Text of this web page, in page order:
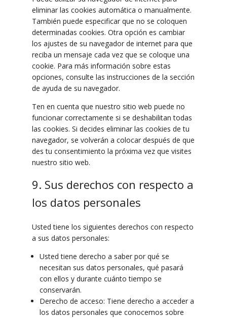
eliminar las cookies automática o manualmente.
También puede especificar que no se coloquen
determinadas cookies. Otra opción es cambiar
los ajustes de su navegador de internet para que
reciba un mensaje cada vez que se coloque una
cookie. Para más información sobre estas
opciones, consulte las instrucciones de la sección
de ayuda de su navegador.
Ten en cuenta que nuestro sitio web puede no
funcionar correctamente si se deshabilitan todas
las cookies. Si decides eliminar las cookies de tu
navegador, se volverán a colocar después de que
des tu consentimiento la próxima vez que visites
nuestro sitio web.
9. Sus derechos con respecto a
los datos personales
Usted tiene los siguientes derechos con respecto
a sus datos personales:
Usted tiene derecho a saber por qué se
necesitan sus datos personales, qué pasará
con ellos y durante cuánto tiempo se
conservarán.
Derecho de acceso: Tiene derecho a acceder a
los datos personales que conocemos sobre